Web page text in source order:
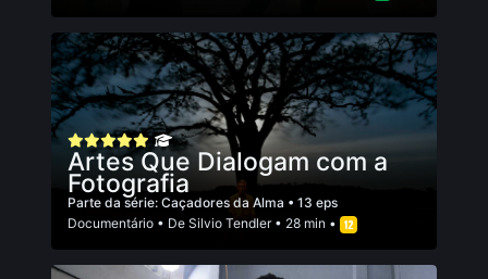
Artes Que Dialogam com a
Fotografia
Parte da série: Caçadores da Alma • 13 eps
Documentário • De Silvio Tendler• 28 min •